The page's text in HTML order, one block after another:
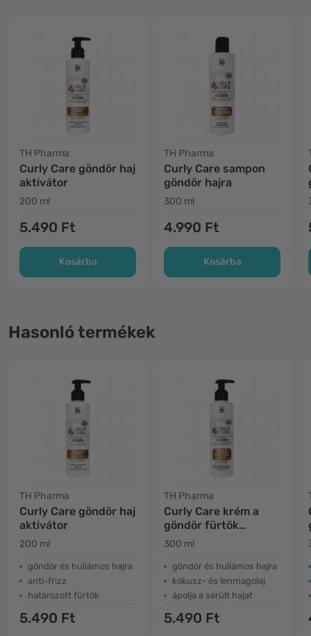
TH Pharma
Curly Care göndör haj
aktivátor
200 ml
5.490 Ft
Kosárba
TH Pharma
Curly Care sampon
göndör hajra
300 ml
4.990 Ft
Kosárba
Hasonló termékek
TH Pharma
Curly Care göndör haj
aktivátor
200 ml
göndör és hullámos hajra
anti-frizz
határozott fürtök
5.490 Ft
TH Pharma
Curly Care krém a
göndör fürtök
formálására
300 ml
göndör és hullámos hajra
kókusz- és lenmagolaj
ápolja a sérült hajat
5.490 Ft